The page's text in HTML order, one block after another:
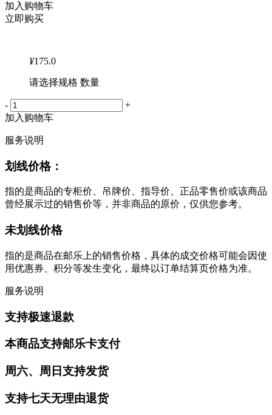
加入购物车
立即购买
¥175.0
请选择规格 数量
-
+
加入购物车
服务说明
划线价格：
指的是商品的专柜价、吊牌价、指导价、正品零售价或该商品
曾经展示过的销售价等，并非商品的原价，仅供您参考。
未划线价格
指的是商品在邮乐上的销售价格，具体的成交价格可能会因使
用优惠券、积分等发生变化，最终以订单结算页价格为准。
服务说明
支持极速退款
本商品支持邮乐卡支付
周六、周日支持发货
支持七天无理由退货